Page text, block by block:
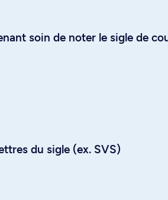
soin de noter le sigle de
du sigle (ex. SVS)